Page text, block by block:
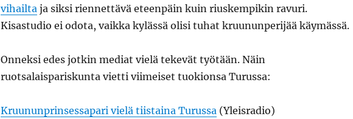
vihailta ja siksi riennettävä eteenpäin kuin riuskempikin ravuri.
Kisastudio ei odota, vaikka kylässä olisi tuhat kruununperijää käymässä.
Onneksi edes jotkin mediat vielä tekevät työtään. Näin
ruotsalaispariskunta vietti viimeiset tuokionsa Turussa:
Kruununprinsessapari vielä tiistaina Turussa (Yleisradio)